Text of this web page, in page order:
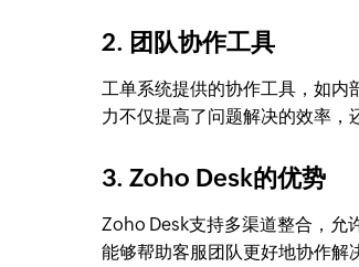
2. 团队协作工具
工单系统提供的协作工具，如
力不仅提高了问题解决的效率，
3. Zoho Desk的优势
Zoho Desk支持多渠道整合，允
能够帮助客服团队更好地协作解